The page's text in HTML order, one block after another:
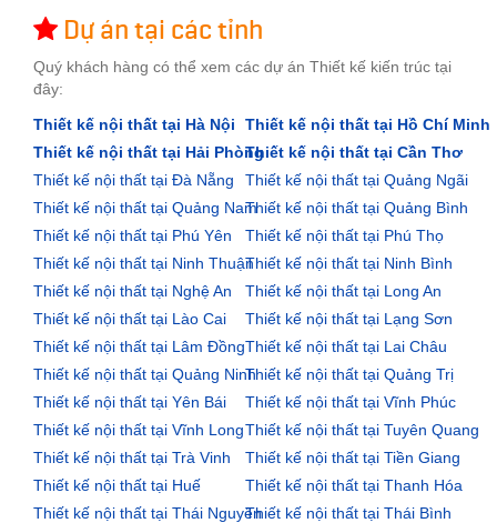
Dự án tại các tỉnh
Quý khách hàng có thể xem các dự án Thiết kế kiến trúc tại
đây:
Thiết kế nội thất tại Hà Nội
Thiết kế nội thất tại Hồ Chí Minh
Thiết kế nội thất tại Hải PhòngThiết kế nội thất tại Cần Thơ
Thiết kế nội thất tại Đà Nẵng
Thiết kế nội thất tại Quảng Ngãi
Thiết kế nội thất tại Quảng NamThiết kế nội thất tại Quảng Bình
Thiết kế nội thất tại Phú Yên
Thiết kế nội thất tại Phú Thọ
Thiết kế nội thất tại Ninh ThuậnThiết kế nội thất tại Ninh Bình
Thiết kế nội thất tại Nghệ An
Thiết kế nội thất tại Long An
Thiết kế nội thất tại Lào Cai
Thiết kế nội thất tại Lạng Sơn
Thiết kế nội thất tại Lâm ĐồngThiết kế nội thất tại Lai Châu
Thiết kế nội thất tại Quảng NinhThiết kế nội thất tại Quảng Trị
Thiết kế nội thất tại Yên Bái
Thiết kế nội thất tại Vĩnh Phúc
Thiết kế nội thất tại Vĩnh LongThiết kế nội thất tại Tuyên Quang
Thiết kế nội thất tại Trà Vinh
Thiết kế nội thất tại Tiền Giang
Thiết kế nội thất tại Huế
Thiết kế nội thất tại Thanh Hóa
Thiết kế nội thất tại Thái NguyênThiết kế nội thất tại Thái Bình